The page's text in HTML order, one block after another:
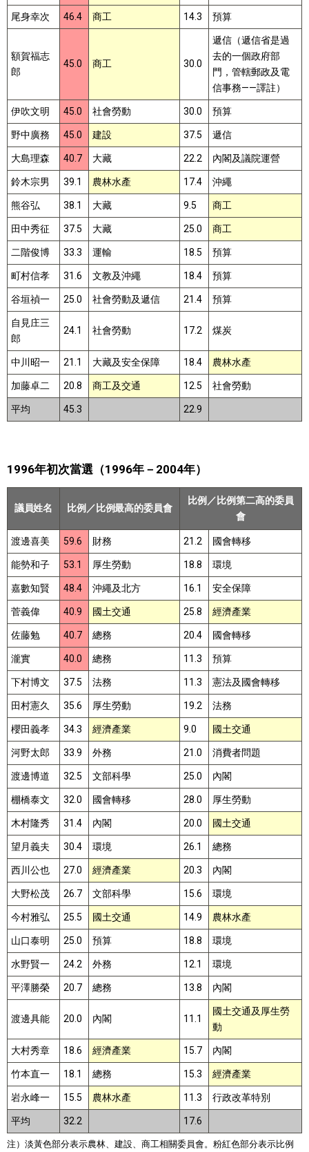
尾身幸次 46.4 商工 14.3 預算
額賀福志
郎
45.0 商工 30.0
遞信（遞信省是過
去的一個政府部
門，管轄郵政及電
信事務——譯註）
伊吹文明 45.0 社會勞動 30.0 預算
野中廣務 45.0 建設 37.5 遞信
大島理森 40.7 大藏 22.2 內閣及議院運營
鈴木宗男 39.1 農林水產 17.4 沖繩
熊谷弘 38.1 大藏 9.5 商工
田中秀征 37.5 大藏 25.0 商工
二階俊博 33.3 運輸 18.5 預算
町村信孝 31.6 文教及沖繩 18.4 預算
谷垣禎一 25.0 社會勞動及遞信 21.4 預算
自見庄三
郎
24.1 社會勞動 17.2 煤炭
中川昭一 21.1 大藏及安全保障 18.4 農林水產
加藤卓二 20.8 商工及交通 12.5 社會勞動
平均 45.3 22.9
1996年初次當選（1996年－2004年）
議員姓名 比例／比例最高的委員會
比例／比例第二高的委員
會
渡邊喜美 59.6 財務 21.2 國會轉移
能勢和子 53.1 厚生勞動 18.8 環境
嘉數知賢 48.4 沖繩及北方 16.1 安全保障
菅義偉 40.9 國土交通 25.8 經濟產業
佐藤勉 40.7 總務 20.4 國會轉移
瀧實 40.0 總務 11.3 預算
下村博文 37.5 法務 11.3 憲法及國會轉移
田村憲久 35.6 厚生勞動 19.2 法務
櫻田義孝 34.3 經濟產業 9.0 國土交通
河野太郎 33.9 外務 21.0 消費者問題
渡邊博道 32.5 文部科學 25.0 內閣
棚橋泰文 32.0 國會轉移 28.0 厚生勞動
木村隆秀 31.4 內閣 20.0 國土交通
望月義夫 30.4 環境 26.1 總務
西川公也 27.0 經濟產業 20.3 內閣
大野松茂 26.7 文部科學 15.6 環境
今村雅弘 25.5 國土交通 14.9 農林水產
山口泰明 25.0 預算 18.8 環境
水野賢一 24.2 外務 12.1 環境
平澤勝榮 20.7 總務 13.8 內閣
渡邊具能 20.0 內閣 11.1
國土交通及厚生勞
動
大村秀章 18.6 經濟產業 15.7 內閣
竹本直一 18.1 總務 15.3 經濟產業
岩永峰一 15.5 農林水產 11.3 行政改革特別
平均 32.2 17.6
注）淡黃色部分表示農林、建設、商工相關委員會。粉紅色部分表示比例